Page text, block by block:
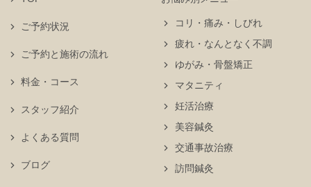
ご予約状況
コリ・痛み・しびれ
疲れ・なんとなく不調
ゆがみ・骨盤矯正
マタニティ
妊活治療
美容鍼灸
交通事故治療
訪問鍼灸
ご予約と施術の流れ
料金・コース
スタッフ紹介
よくある質問
ブログ